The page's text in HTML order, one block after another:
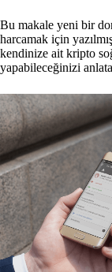
Bu makale yeni bir
harcamak için
kendinize ait kripto
yapabileceğinizi